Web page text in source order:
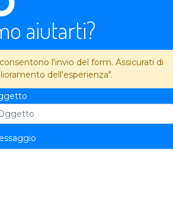
aiutarti?
l'invio del form. Assicurati di
dell'esperienza".